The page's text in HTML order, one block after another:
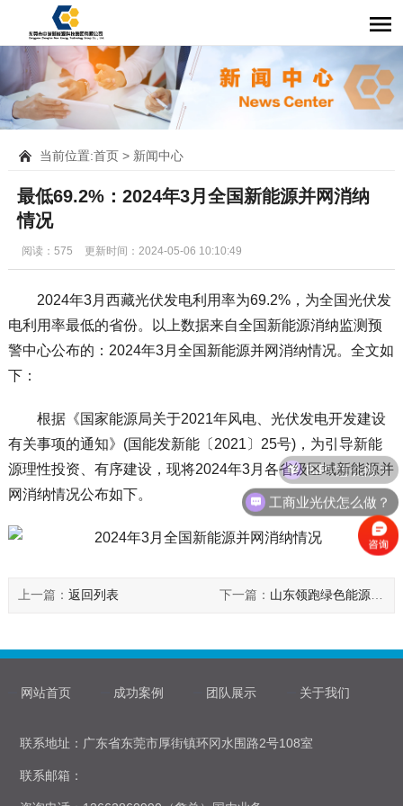
当前位置:首页> 新闻中心
最低69.2%：2024年3月全国新能源并网消纳
情况
阅读：575 更新时间：2024-05-06 10:10:49
2024年3月西藏光伏发电利用率为69.2%，为全国光伏发
电利用率最低的省份。以上数据来自全国新能源消纳监测预
警中心公布的：2024年3月全国新能源并网消纳情况。全文如
下：
根据《国家能源局关于2021年风电、光伏发电开发建设
有关事项的通知》(国能发新能〔2021〕25号)，为引导新能
源理性投资、有序建设，现将2024年3月各省级区域新能源并
网消纳情况公布如下。
上一篇： 返回列表 下一篇： 山东领跑绿色能源转型，新型储能规模登顶全国
网站首页 成功案例 团队展示 关于我们
联系地址：广东省东莞市厚街镇环冈水围路2号108室
联系邮箱：
工商业光伏怎么做？
BIPV怎么做？